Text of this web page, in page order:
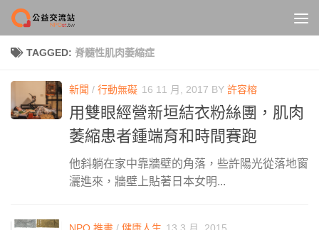
Skip to content
TAGGED: 脊髓性肌肉萎縮症
新聞 / 行動無礙 16 11 月, 2017 BY 許容榕
用雙眼經營新垣結衣粉絲團，肌肉
萎縮患者鍾端育和時間賽跑
他斜躺在家中靠牆壁的角落，些許陽光從落地窗
灑進來，牆壁上貼著日本女明...